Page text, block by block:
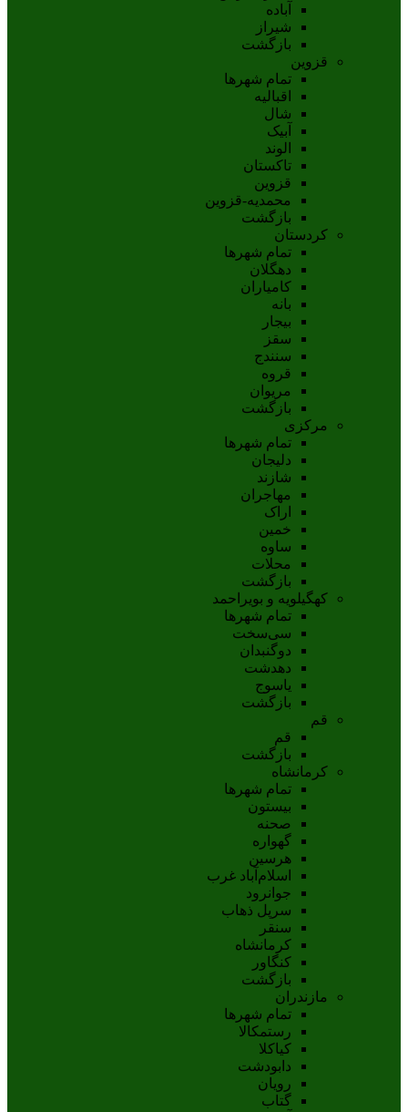
آباده
شيراز
بازگشت
قزوین
تمام شهر‌ها
اقبالیه
شال
آبيک
الوند
تاکستان
قزوين
محمديه-قزوين
بازگشت
کردستان
تمام شهر‌ها
دهگلان
کامیاران
بانه
بيجار
سقز
سنندج
قروه
مريوان
بازگشت
مرکزی
تمام شهر‌ها
دلیجان
شازند
مهاجران
اراک
خمين
ساوه
محلات
بازگشت
کهگیلویه و بویراحمد
تمام شهر‌ها
سی‌سخت
دوگنبدان
دهدشت
ياسوج
بازگشت
قم
قم
بازگشت
کرمانشاه
تمام شهر‌ها
بیستون
صحنه
گهواره
هرسین
اسلام‌‌آباد غرب
جوانرود
سرپل ذهاب
سنقر
کرمانشاه
کنگاور
بازگشت
مازندران
تمام شهر‌ها
رستمکالا
کیاکلا
دابودشت
رویان
گتاب